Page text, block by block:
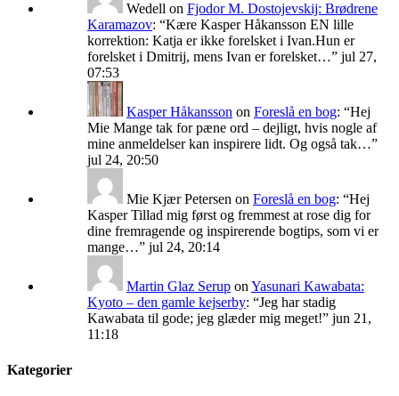
Wedell on Fjodor M. Dostojevskij: Brødrene
Karamazov: “Kære Kasper Håkansson EN lille
korrektion: Katja er ikke forelsket i Ivan.Hun er
forelsket i Dmitrij, mens Ivan er forelsket…” jul 27,
07:53
Kasper Håkansson on Foreslå en bog: “Hej
Mie Mange tak for pæne ord – dejligt, hvis nogle af
mine anmeldelser kan inspirere lidt. Og også tak…”
jul 24, 20:50
Mie Kjær Petersen on Foreslå en bog: “Hej
Kasper Tillad mig først og fremmest at rose dig for
dine fremragende og inspirerende bogtips, som vi er
mange…” jul 24, 20:14
Martin Glaz Serup onYasunari Kawabata:
Kyoto – den gamle kejserby: “Jeg har stadig
Kawabata til gode; jeg glæder mig meget!” jun 21,
11:18
Kategorier